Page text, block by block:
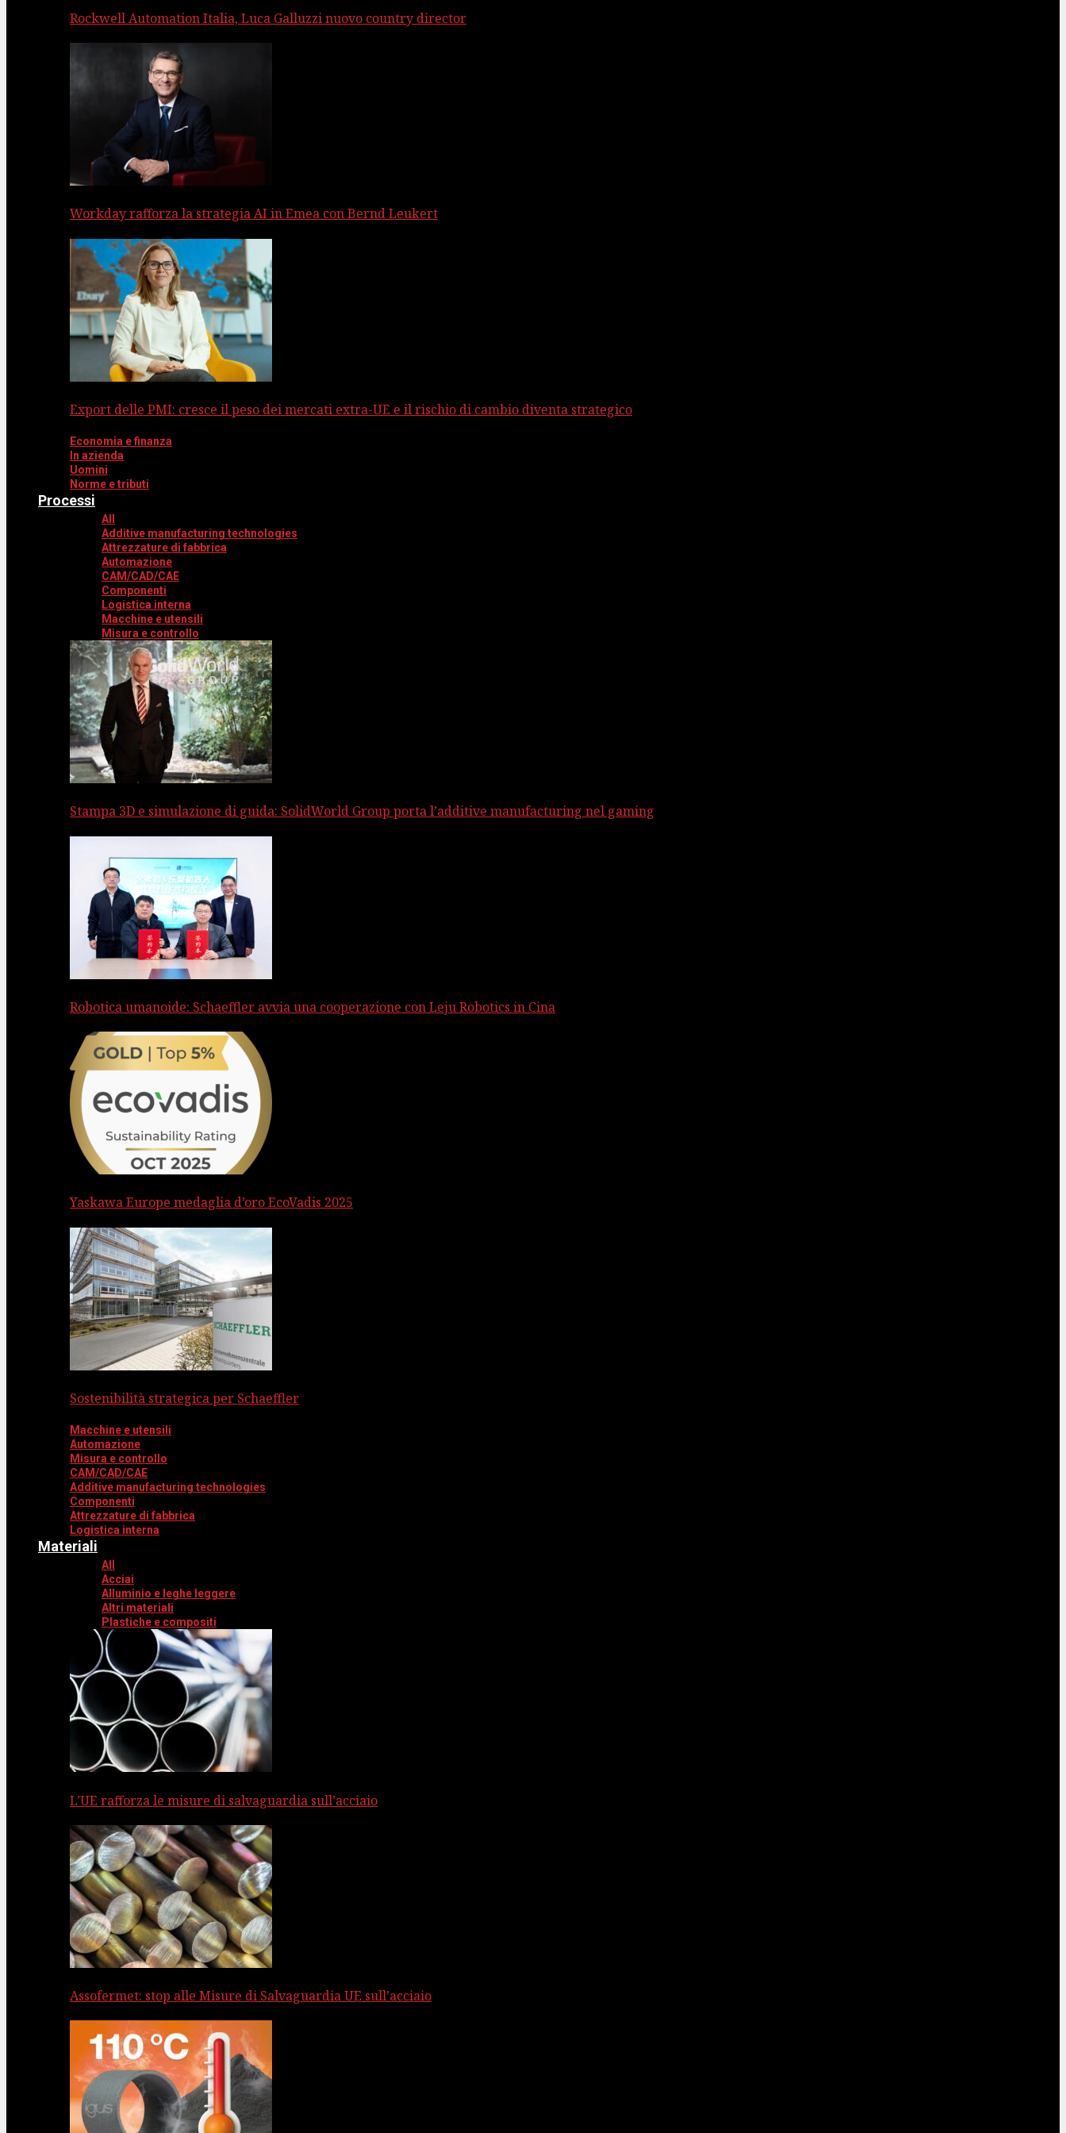
Rockwell Automation Italia, Luca Galluzzi nuovo country director
Workday rafforza la strategia AI in Emea con Bernd Leukert
Export delle PMI: cresce il peso dei mercati extra-UE e il rischio di cambio diventa strategico
Economia e finanza
In azienda
Uomini
Norme e tributi
Processi
All
Additive manufacturing technologies
Attrezzature di fabbrica
Automazione
CAM/CAD/CAE
Componenti
Logistica interna
Macchine e utensili
Misura e controllo
Stampa 3D e simulazione di guida: SolidWorld Group porta l’additive manufacturing nel gaming
Robotica umanoide: Schaeffler avvia una cooperazione con Leju Robotics in Cina
Yaskawa Europe medaglia d’oro EcoVadis 2025
Sostenibilità strategica per Schaeffler
Macchine e utensili
Automazione
Misura e controllo
CAM/CAD/CAE
Additive manufacturing technologies
Componenti
Attrezzature di fabbrica
Logistica interna
Materiali
All
Acciai
Alluminio e leghe leggere
Altri materiali
Plastiche e compositi
L’UE rafforza le misure di salvaguardia sull’acciaio
Assofermet: stop alle Misure di Salvaguardia UE sull’acciaio